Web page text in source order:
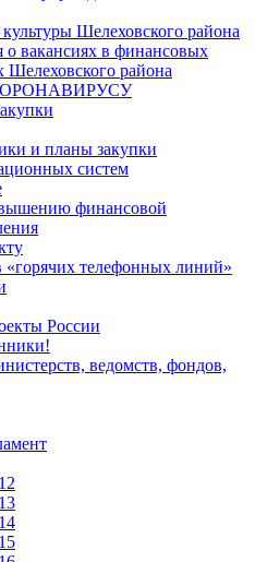
Шелеховского района
вакансиях в финансовых
Шелеховского района
и планы закупки
систем
финансовой
«горячих телефонных линий»
России
ведомств, фондов,